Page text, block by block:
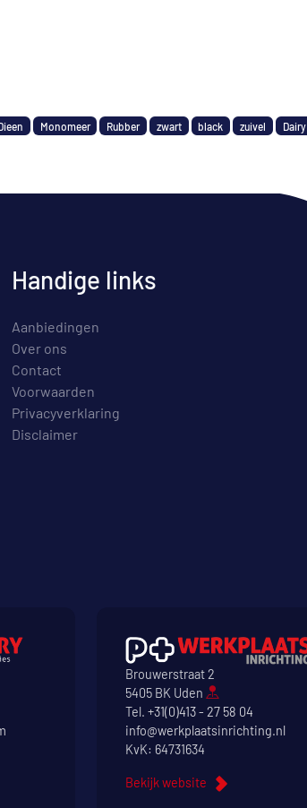
Monomeer Rubber zwart black zuivel Dairy
Handige links
Aanbiedingen
Over ons
Contact
Voorwaarden
Privacyverklaring
Disclaimer
Brouwerstraat 2
5405 BK Uden
Tel. +31(0)413 - 27 58 04
info@werkplaatsinrichting.nl
KvK: 64731634
Bekijk website